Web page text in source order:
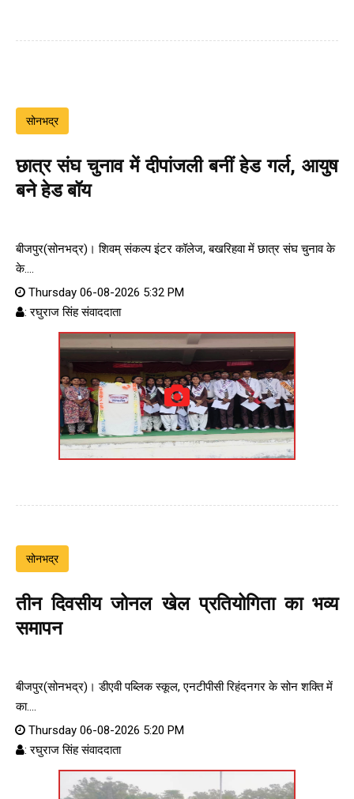
सोनभद्र
छात्र संघ चुनाव में दीपांजली बनीं हेड गर्ल, आयुष
बने हेड बॉय
बीजपुर(सोनभद्र)। शिवम् संकल्प इंटर कॉलेज, बखरिहवा में छात्र संघ चुनाव के
के....
Thursday 06-08-2026 5:32 PM
: रघुराज सिंह संवाददाता
सोनभद्र
तीन दिवसीय जोनल खेल प्रतियोगिता का भव्य
समापन
बीजपुर(सोनभद्र)। डीएवी पब्लिक स्कूल, एनटीपीसी रिहंदनगर के सोन शक्ति में
का....
Thursday 06-08-2026 5:20 PM
: रघुराज सिंह संवाददाता